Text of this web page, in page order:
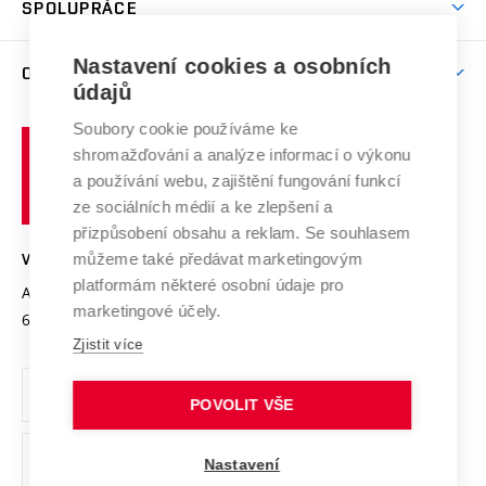
Brno
Celoživotní vzdělávání
E-přihláška
Závěrečné práce
Doktorské studium
Studium bez bariér
Podpora podnikání
Mezinárodní vědecká rada
Systém zajišťování kvality výzkumu
Výzkumné infrastruktury
Transfer znalostí
Open Science
Projekty
Projekty ze strukturálních fondů
Specifický výzkum
SPOLUPRÁCE
Zahraniční spolupráce
Spolupráce se školami
Služby univerzity
Mezinárodní dohody
Univerzitní sítě
O UNIVERZITĚ
Profil univerzity
Udržitelná univerzita
Podnikavá univerzita / ContriBUTe
Bezpečná univerzita
Vyznamenání
Organizační struktura
Ochrana osobních údajů
odkaz)
učení
technické
VYSOKÉ UČENÍ TECHNICKÉ V BRNĚ
Antonínská 548/1
602 00 Brno
www.vut.cz
vut@vutbr.cz
Nastavení cookies a osobních
údajů
Soubory cookie používáme ke
shromažďování a analýze informací o výkonu
a používání webu, zajištění fungování funkcí
ze sociálních médií a ke zlepšení a
přizpůsobení obsahu a reklam. Se souhlasem
můžeme také předávat marketingovým
platformám některé osobní údaje pro
marketingové účely.
Zjistit více
POVOLIT VŠE
Nastavení